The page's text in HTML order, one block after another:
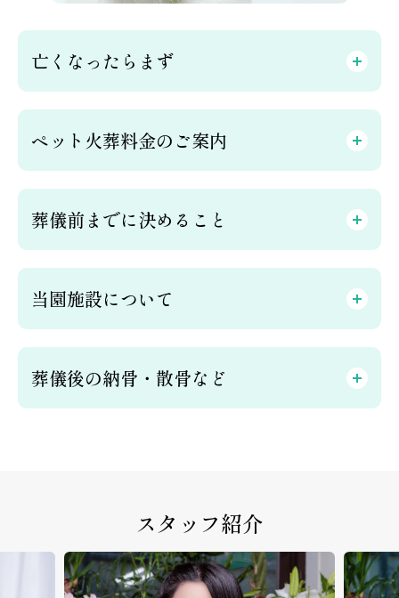
亡くなったらまず
ペット火葬料金のご案内
葬儀前までに決めること
当園施設について
葬儀後の納骨・散骨など
スタッフ紹介